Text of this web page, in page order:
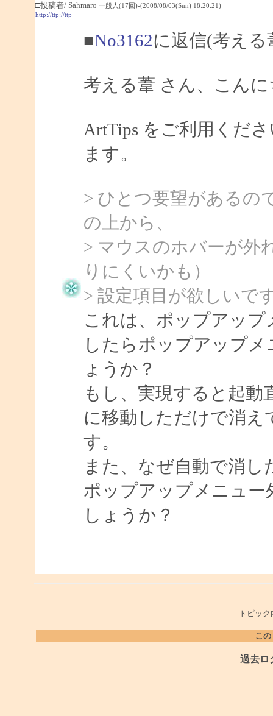
□投稿者/ Sahmaro 一般人(17回)-(2008/08/03(Sun) 18:20:21)
http://ttp://ttp
■No3162に返信(考え
考える葦 さん、こんに
ArtTips をご利用くだ
ます。
> ひとつ要望があるの
の上から、
> マウスのホバーが外
りにくいかも）
> 設定項目が欲しいで
これは、ポップアッ
したらポップアップ
ょうか？
もし、実現すると起
に移動しただけで消
す。
また、なぜ自動で消
ポップアップメニュ
しょうか？
トピッ
こ
過去ロ